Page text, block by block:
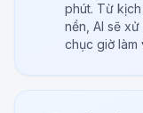
phút. Từ
nền, AI sẽ
chục giờ làm